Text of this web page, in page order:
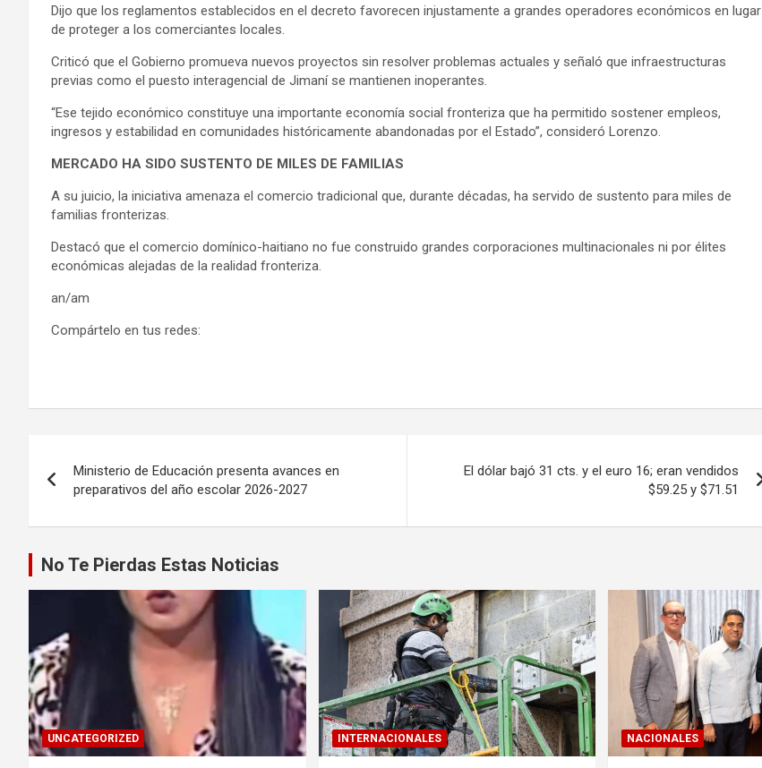
Dijo que los reglamentos establecidos en el decreto favorecen injustamente a grandes operadores económicos en lugar
de proteger a los comerciantes locales.
Criticó que el Gobierno promueva nuevos proyectos sin resolver problemas actuales y señaló que infraestructuras
previas como el puesto interagencial de Jimaní se mantienen inoperantes.
“Ese tejido económico constituye una importante economía social fronteriza que ha permitido sostener empleos,
ingresos y estabilidad en comunidades históricamente abandonadas por el Estado”, consideró Lorenzo.
MERCADO HA SIDO SUSTENTO DE MILES DE FAMILIAS
A su juicio, la iniciativa amenaza el comercio tradicional que, durante décadas, ha servido de sustento para miles de
familias fronterizas.
Destacó que el comercio domínico-haitiano no fue construido grandes corporaciones multinacionales ni por élites
económicas alejadas de la realidad fronteriza.
an/am
Compártelo en tus redes:
de
entradas
Ministerio de Educación presenta avances en
preparativos del año escolar 2026-2027
El dólar bajó 31 cts. y el euro 16; eran vendidos
$59.25 y $71.51
No Te Pierdas Estas Noticias
UNCATEGORIZED INTERNACIONALES NACIONALES